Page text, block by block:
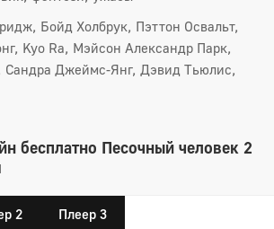
Бойд Холбрук, Пэттон Освальт,
Kyo Ra, Мэйсон Александр Парк,
Джеймс-Янг, Дэвид Тьюлис,
бесплатно Песочный человек 2
2 Плеер 3